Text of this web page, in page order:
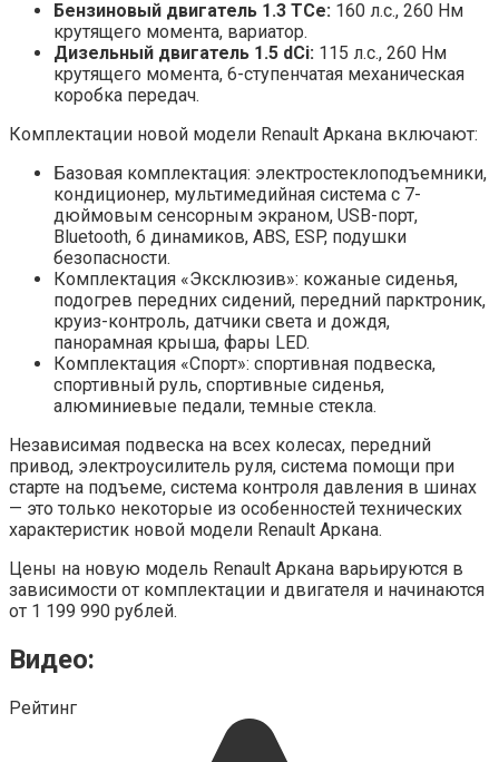
Бензиновый двигатель 1.3 TCe: 160 л.с., 260 Нм
крутящего момента, вариатор.
Дизельный двигатель 1.5 dCi: 115 л.с., 260 Нм
крутящего момента, 6-ступенчатая механическая
коробка передач.
Комплектации новой модели Renault Аркана включают:
Базовая комплектация: электростеклоподъемники,
кондиционер, мультимедийная система с 7-
дюймовым сенсорным экраном, USB-порт,
Bluetooth, 6 динамиков, ABS, ESP, подушки
безопасности.
Комплектация «Эксклюзив»: кожаные сиденья,
подогрев передних сидений, передний парктроник,
круиз-контроль, датчики света и дождя,
панорамная крыша, фары LED.
Комплектация «Спорт»: спортивная подвеска,
спортивный руль, спортивные сиденья,
алюминиевые педали, темные стекла.
Независимая подвеска на всех колесах, передний
привод, электроусилитель руля, система помощи при
старте на подъеме, система контроля давления в шинах
— это только некоторые из особенностей технических
характеристик новой модели Renault Аркана.
Цены на новую модель Renault Аркана варьируются в
зависимости от комплектации и двигателя и начинаются
от 1 199 990 рублей.
Видео:
Рейтинг